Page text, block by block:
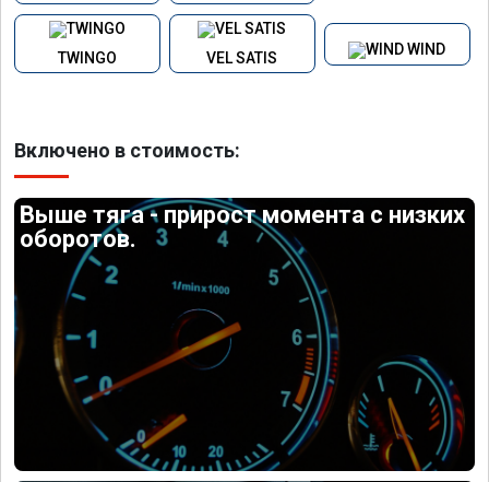
TWINGO VEL SATIS
WIND
Включено в стоимость:
Выше тяга - прирост момента с низких
оборотов.